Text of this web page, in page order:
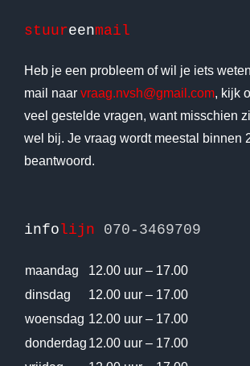
stuureenmail
Heb je een probleem of wil je iets
mail naar vraag.nvsh@gmail.com, kijk
veel gestelde vragen, want misschien
wel bij. Je vraag wordt meestal binnen
beantwoord.
infolijn 070-3469709
maandag
12.00 uur – 17.00
dinsdag
12.00 uur – 17.00
woensdag 12.00 uur – 17.00
donderdag 12.00 uur – 17.00